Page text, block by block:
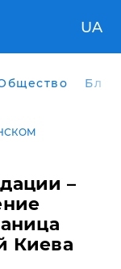
UA
–
Киева